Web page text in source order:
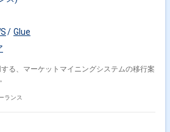
Glue
る、マーケットマイニングシステムの移行案
ランス